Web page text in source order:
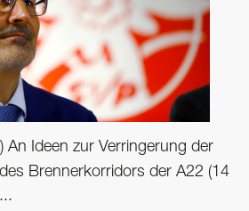
An Ideen zur Verringerung der
Brennerkorridors der A22 (14